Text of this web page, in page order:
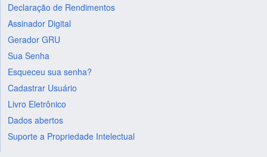
Declaração de Rendimentos
Assinador Digital
Gerador GRU
Sua Senha
Esqueceu sua senha?
Cadastrar Usuário
Livro Eletrônico
Dados abertos
Suporte a Propriedade Intelectual